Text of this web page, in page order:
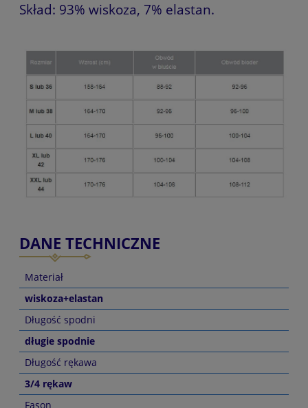
Skład: 93% wiskoza, 7% elastan.
DANE TECHNICZNE
Materiał
wiskoza+elastan
Długość spodni
długie spodnie
Długość rękawa
3/4 rękaw
Fason